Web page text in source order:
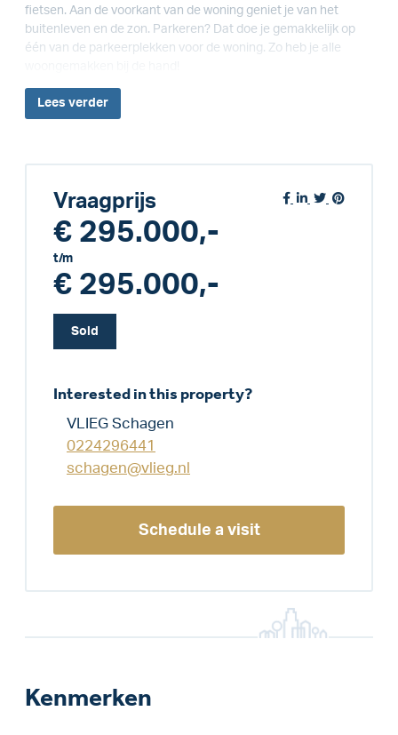
fietsen. Aan de voorkant van de woning geniet je van het
buitenleven en de zon. Parkeren? Dat doe je gemakkelijk op
één van de parkeerplekken voor de woning. Zo heb je alle
Lees verder
Vraagprijs
€ 295.000,-
t/m
€ 295.000,-
Sold
Interested in this property?
VLIEG Schagen
0224296441
schagen@vlieg.nl
Schedule a visit
Kenmerken